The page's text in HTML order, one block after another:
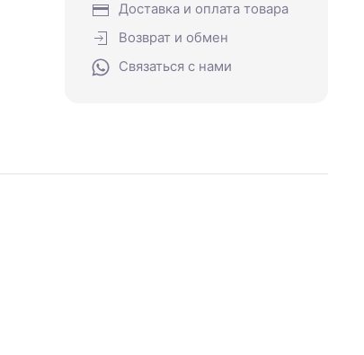
Доставка и оплата товара
Возврат и обмен
Связаться с нами